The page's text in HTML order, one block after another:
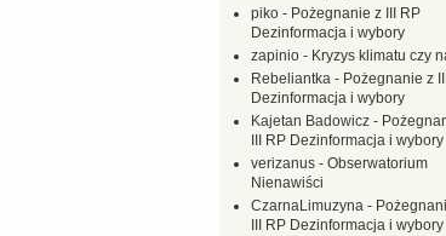
piko - Pożegnanie z III RP
Dezinformacja i wybory
zapinio - Kryzys klimatu czy
Rebeliantka - Pożegnanie z
Dezinformacja i wybory
Kajetan Badowicz -
III RP Dezinformacja i wybory
verizanus - Obserwatorium
Nienawiści
CzarnaLimuzyna -
III RP Dezinformacja i wybory